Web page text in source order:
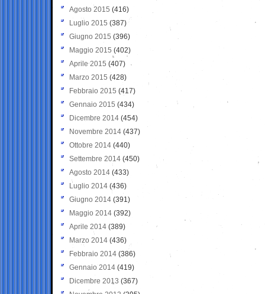
Agosto 2015 (416)
Luglio 2015 (387)
Giugno 2015 (396)
Maggio 2015 (402)
Aprile 2015 (407)
Marzo 2015 (428)
Febbraio 2015 (417)
Gennaio 2015 (434)
Dicembre 2014 (454)
Novembre 2014 (437)
Ottobre 2014 (440)
Settembre 2014 (450)
Agosto 2014 (433)
Luglio 2014 (436)
Giugno 2014 (391)
Maggio 2014 (392)
Aprile 2014 (389)
Marzo 2014 (436)
Febbraio 2014 (386)
Gennaio 2014 (419)
Dicembre 2013 (367)